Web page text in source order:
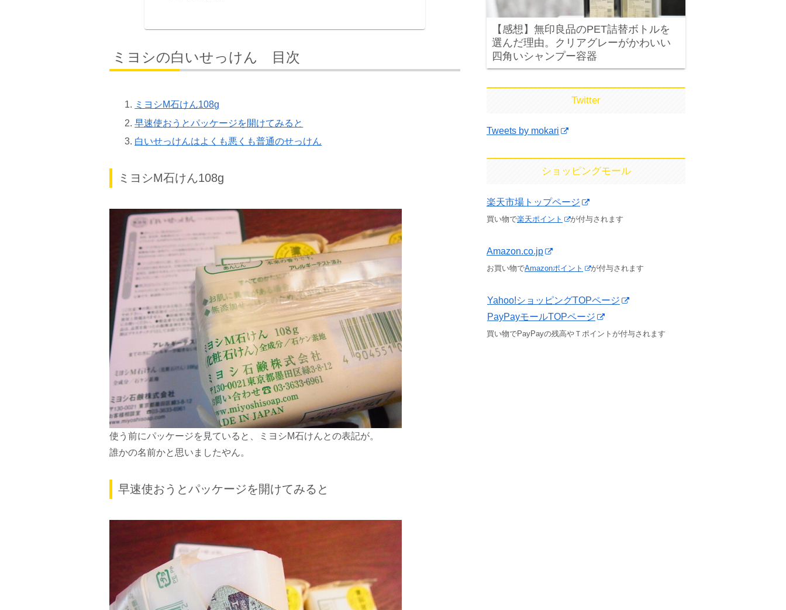
ミヨシの白いせっけん 目次
ミヨシM石けん108g
早速使おうとパッケージを開けてみると
白いせっけんはよくも悪くも普通のせっけん
ミヨシM石けん108g
使う前にパッケージを見ていると、ミヨシM石けんとの表記が。
誰かの名前かと思いましたやん。
早速使おうとパッケージを開けてみると
【感想】無印良品のPET詰替ボトルを
選んだ理由。クリアグレーがかわいい
四角いシャンプー容器
Twitter
Tweets by mokari
ショッピングモール
楽天市場トップページ
買い物で楽天ポイント が付与されます
Amazon.co.jp
お買い物でAmazonポイント が付与されます
Yahoo!ショッピングTOPページ
PayPayモールTOPページ
買い物でPayPayの残高やＴポイントが付与されます